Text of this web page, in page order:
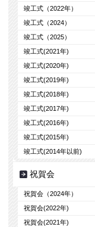
竣工式（2022年）
竣工式（2024）
竣工式（2025）
竣工式(2021年)
竣工式(2020年)
竣工式(2019年)
竣工式(2018年)
竣工式(2017年)
竣工式(2016年)
竣工式(2015年)
竣工式(2014年以前)
祝賀会
祝賀会（2024年）
祝賀会(2022年)
祝賀会(2021年)